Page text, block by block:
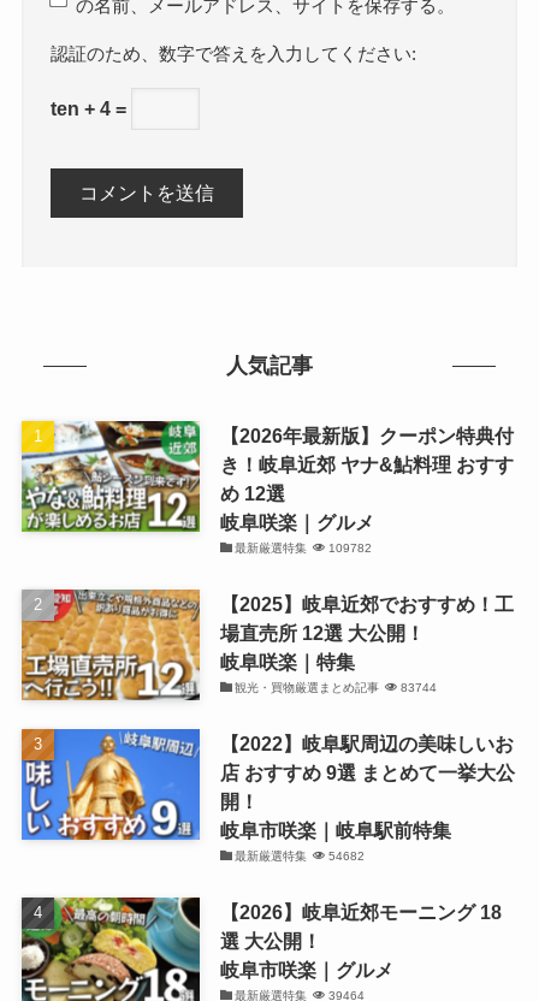
の名前、メールアドレス、サイトを保存する。
数字で答えを入力してください:
ten + 4 =
人気記事
【2026年最新版】クーポン特典付
き！岐阜近郊 ヤナ&鮎料理 おすす
め 12選
岐阜咲楽｜グルメ
最新厳選特集 109782
【2025】岐阜近郊でおすすめ！工
場直売所 12選 大公開！
岐阜咲楽｜特集
観光・買物厳選まとめ記事 83744
【2022】岐阜駅周辺の美味しいお
店 おすすめ 9選 まとめて一挙大公
開！
岐阜市咲楽｜岐阜駅前特集
最新厳選特集 54682
【2026】岐阜近郊モーニング 18
選 大公開！
岐阜市咲楽｜グルメ
最新厳選特集 39464